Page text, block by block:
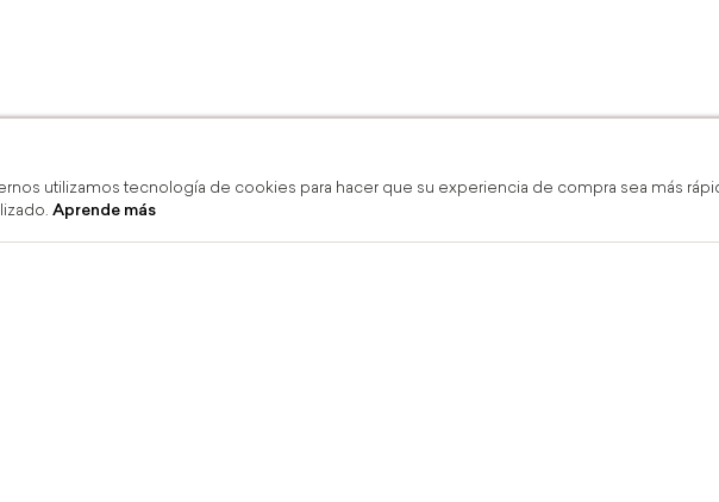
utilizamos tecnología de cookies para hacer que su experiencia de compra sea más
Aprende más
Devoluciones gratis en línea y boutique